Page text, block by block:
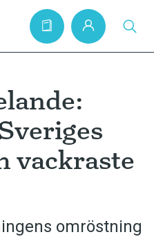
vackraste
omröstning